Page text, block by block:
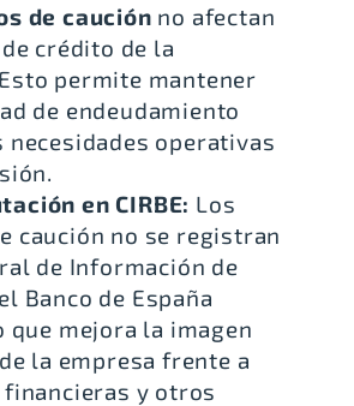
de caución no afectan
crédito de la
permite mantener
de endeudamiento
necesidades operativas
en CIRBE: Los
caución no se registran
de Información de
Banco de España
que mejora la imagen
la empresa frente a
y otros